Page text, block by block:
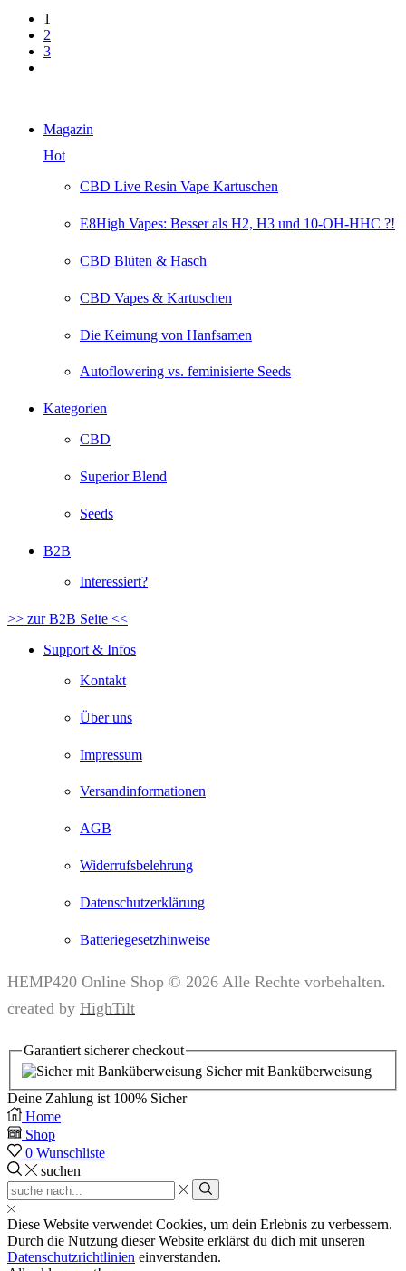
1
2
3
Magazin
Hot
CBD Live Resin Vape Kartuschen
E8High Vapes: Besser als H2, H3 und 10-OH-HHC ?!
CBD Blüten & Hasch
CBD Vapes & Kartuschen
Die Keimung von Hanfsamen
Autoflowering vs. feminisierte Seeds
Kategorien
CBD
Superior Blend
Seeds
B2B
Interessiert?
>> zur B2B Seite <<
Support & Infos
Kontakt
Über uns
Impressum
Versandinformationen
AGB
Widerrufsbelehrung
Datenschutzerklärung
Batteriegesetzhinweise
HEMP420 Online Shop © 2026 Alle Rechte vorbehalten.
created by HighTilt
Garantiert sicherercheckout
Sicher mit Banküberweisung
Deine Zahlung ist 100% Sicher
Home
Shop
0 Wunschliste
suchen
Search
input
suchen
Diese Website verwendet Cookies, um dein Erlebnis zu verbessern.
Durch die Nutzung dieser Website erklärst du dich mit unseren
Datenschutzrichtlinien einverstanden.